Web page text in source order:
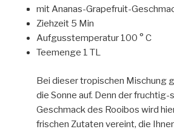
mit Ananas-Grapefruit-
Ziehzeit 5 Min
Aufgusstemperatur 100 ° C
Teemenge 1 TL
Bei dieser tropischen Mischung
die Sonne auf. Denn der fruchtig-
Geschmack des Rooibos wird
frischen Zutaten vereint, die